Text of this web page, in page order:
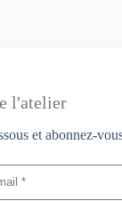
l'atelier
et abonnez-